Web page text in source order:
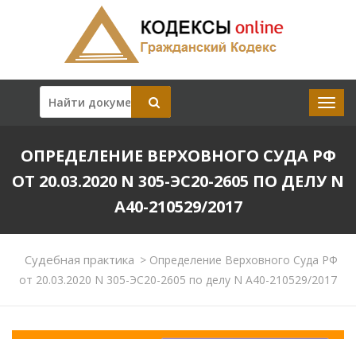
ОПРЕДЕЛЕНИЕ ВЕРХОВНОГО СУДА РФ
ОТ 20.03.2020 N 305-ЭС20-2605 ПО ДЕЛУ N
А40-210529/2017
Судебная практика >Определение Верховного Суда РФ
от 20.03.2020 N 305-ЭС20-2605 по делу N А40-210529/2017